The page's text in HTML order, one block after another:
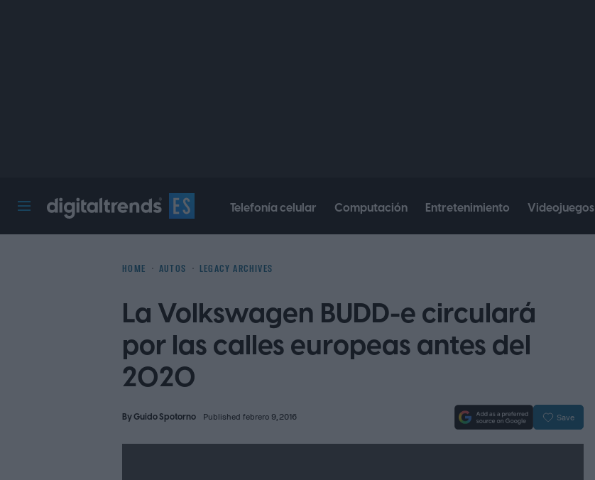
Telefonía celular Computación Entretenimiento Videojuegos
HOME AUTOS LEGACY ARCHIVES
La Volkswagen BUDD-e circulará
por las calles europeas antes del
2020
ByGuido Spotorno Published febrero 9, 2016 Save